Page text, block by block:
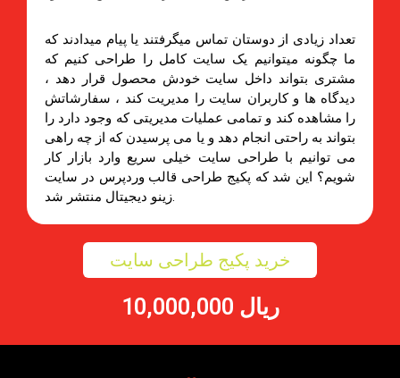
تعداد زیادی از دوستان تماس میگرفتند یا پیام میدادند که
ما چگونه میتوانیم یک سایت کامل را طراحی کنیم که
مشتری بتواند داخل سایت خودش محصول قرار دهد ،
دیدگاه ها و کاربران سایت را مدیریت کند ، سفارشاتش
را مشاهده کند و تمامی عملیات مدیریتی که وجود دارد را
بتواند به راحتی انجام دهد و یا می پرسیدن که از چه راهی
می توانیم با طراحی سایت خیلی سریع وارد بازار کار
شویم؟ این شد که پکیج طراحی قالب وردپرس در سایت
زینو دیجیتال منتشر شد.
خرید پکیج طراحی سایت
10,000,000 ریال